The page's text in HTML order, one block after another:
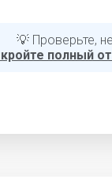
💡 Проверьте,
полный